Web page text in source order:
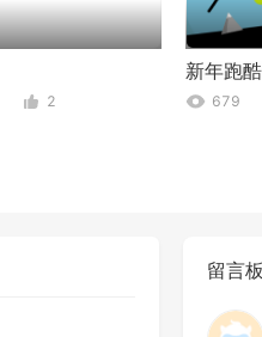
2
新年跑酷
679
留言